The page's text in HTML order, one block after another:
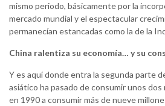
mismo periodo, básicamente por la
mercado mundial y el espectacular
permanecían estancadas como la de la
China ralentiza su economía… y su
Y es aquí donde entra la segunda parte
asiático ha pasado de consumir unos dos
en 1990 a consumir más de nueve